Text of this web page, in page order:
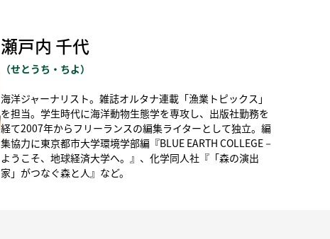
瀬戸内 千代
（せとうち・ちよ）
海洋ジャーナリスト。雑誌オルタナ連載「漁業トピックス」
を担当。学生時代に海洋動物生態学を専攻し、出版社勤務を
経て2007年からフリーランスの編集ライターとして独立。編
集協力に東京都市大学環境学部編『BLUE EARTH COLLEGE－
ようこそ、地球経済大学へ。』、化学同人社『「森の演出
家」がつなぐ森と人』など。